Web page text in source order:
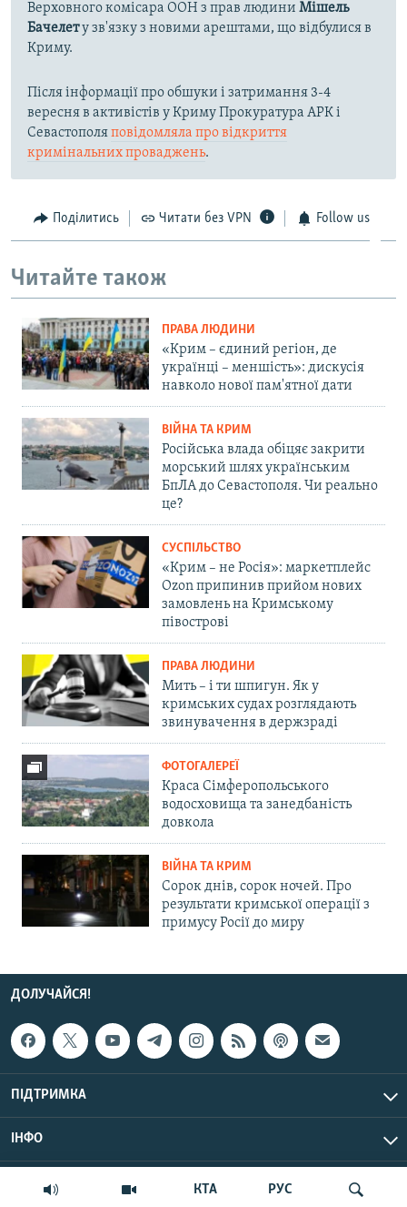
КТА РУС
Верховного комісара ООН з прав людини Мішель
Бачелету зв'язку з новими арештами, що відбулися в
Криму.
Після інформації про обшуки і затримання 3-4
вересня в активістів у Криму Прокуратура АРК і
Севастополяповідомляла про відкриття
кримінальних проваджень.
Поділитись Читати без VPN Follow us
Читайте також
ПРАВА ЛЮДИНИ
«Крим – єдиний регіон, де
українці – меншість»: дискусія
навколо нової пам'ятної дати
ВІЙНА ТА КРИМ
Російська влада обіцяє закрити
морський шлях українським
БпЛА до Севастополя. Чи реально
це?
СУСПІЛЬСТВО
«Крим – не Росія»: маркетплейс
Ozon припинив прийом нових
замовлень на Кримському
півострові
ПРАВА ЛЮДИНИ
Мить – і ти шпигун. Як у
кримських судах розглядають
звинувачення в держзраді
ФОТОГАЛЕРЕЇ
Краса Сімферопольського
водосховища та занедбаність
довкола
ВІЙНА ТА КРИМ
Сорок днів, сорок ночей. Про
результати кримської операції з
примусу Росії до миру
ДОЛУЧАЙСЯ!
ПІДТРИМКА
ІНФО
© Крим.Реалії, 2026 | Усі права застережено.